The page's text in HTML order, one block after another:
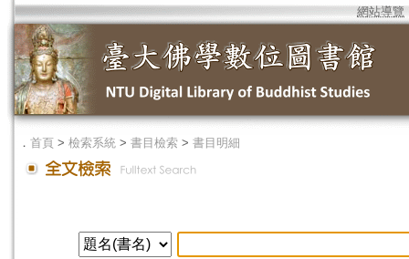
網站導覽
． 首頁 > 檢索系統 > 書目檢索 > 書目明細